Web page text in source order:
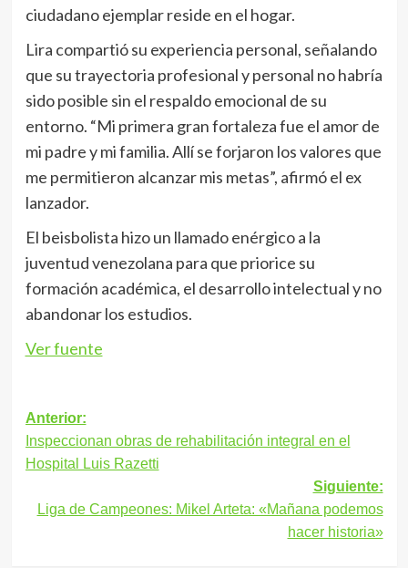
ciudadano ejemplar reside en el hogar.
Lira compartió su experiencia personal, señalando
que su trayectoria profesional y personal no habría
sido posible sin el respaldo emocional de su
entorno. “Mi primera gran fortaleza fue el amor de
mi padre y mi familia. Allí se forjaron los valores que
me permitieron alcanzar mis metas”, afirmó el ex
lanzador.
El beisbolista hizo un llamado enérgico a la
juventud venezolana para que priorice su
formación académica, el desarrollo intelectual y no
abandonar los estudios.
Ver fuente
Navegación
de
entradas
Anterior:
Inspeccionan obras de rehabilitación integral en el
Hospital Luis Razetti
Siguiente:
Liga de Campeones: Mikel Arteta: «Mañana podemos
hacer historia»